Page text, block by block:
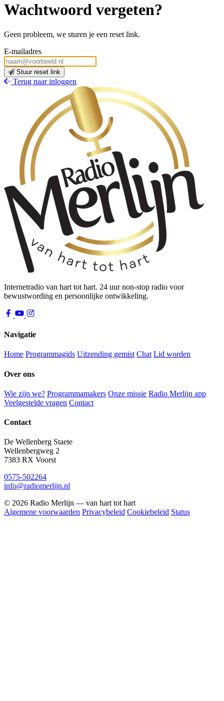
Wachtwoord vergeten?
Geen probleem, we sturen je een reset link.
E-mailadres
Stuur reset link
Terug naar inloggen
Internetradio van hart tot hart. 24 uur non-stop radio voor
bewustwording en persoonlijke ontwikkeling.
Navigatie
Home Programmagids Uitzending gemist Chat Lid worden
Over ons
Wie zijn we? Programmamakers Onze missie Radio Merlijn app
Veelgestelde vragen Contact
Contact
De Wellenberg Staete
Wellenbergweg 2
7383 RX Voorst
0575-502264
info@radiomerlijn.nl
© 2026 Radio Merlijn — van hart tot hart
Algemene voorwaarden Privacybeleid Cookiebeleid Status